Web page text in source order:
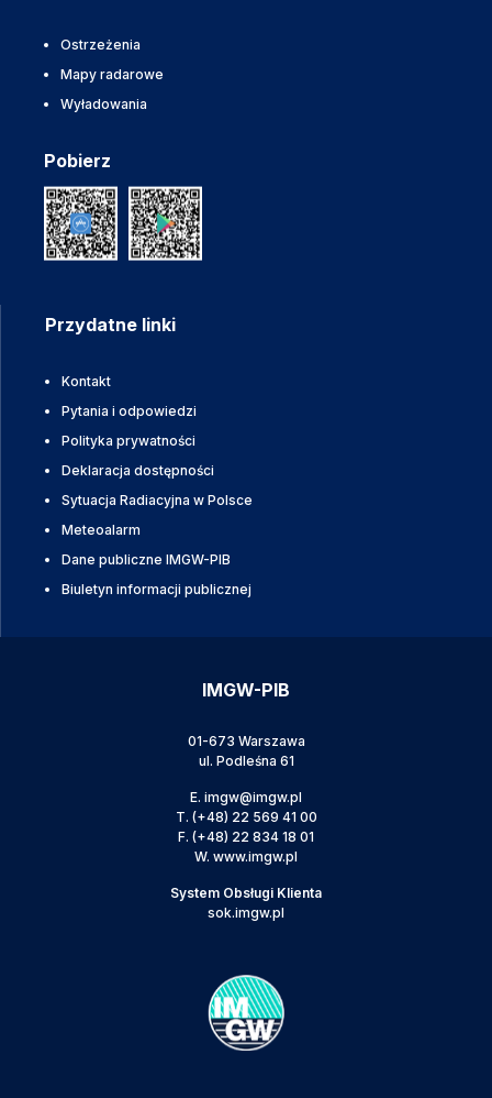
Ostrzeżenia
Mapy radarowe
Wyładowania
Pobierz
Przydatne linki
Kontakt
Pytania i odpowiedzi
Polityka prywatności
Deklaracja dostępności
Sytuacja Radiacyjna w Polsce
Meteoalarm
Dane publiczne IMGW-PIB
Biuletyn informacji publicznej
IMGW-PIB
01-673 Warszawa
ul. Podleśna 61
E. imgw@imgw.pl
T. (+48) 22 569 41 00
F. (+48) 22 834 18 01
W. www.imgw.pl
System Obsługi Klienta
sok.imgw.pl